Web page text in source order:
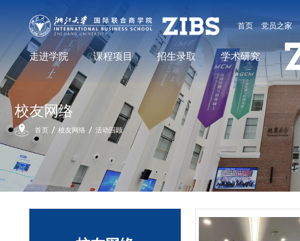
首页 党员之家
走进学院 课程项目 招生录取 学术研究
校友网络
首页 校友网络 活动回顾